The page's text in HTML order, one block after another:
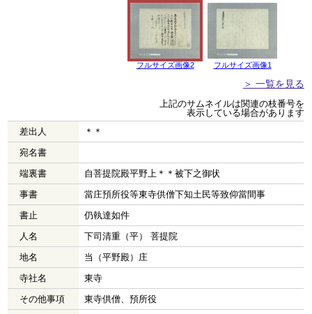
フルサイズ画像2 フルサイズ画像1
＞ 一覧を見る
上記のサムネイルは関連の枝番号を
表示している場合があります
差出人
＊＊
宛名書
端裏書
自菩提院殿平野上＊＊被下之御状
事書
當庄預所役等東寺供僧下知土民等致仰當間事
書止
仍執達如件
人名
下司清重（平） 菩提院
地名
当（平野殿）庄
寺社名
東寺
その他事項
東寺供僧、預所役